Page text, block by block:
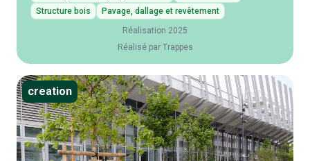
Structure bois
Pavage, dallage et revêtement
Réalisation 2025
Réalisé par Trappes
creation